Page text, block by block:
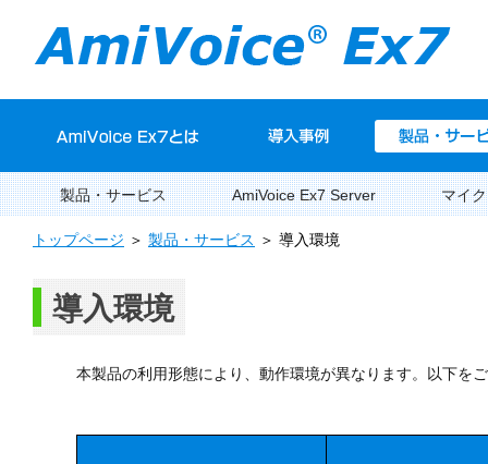
製品・サービス AmiVoice Ex7 Server マイク
トップページ ＞ 製品・サービス ＞ 導入環境
導入環境
本製品の利用形態により、動作環境が異なります。以下を